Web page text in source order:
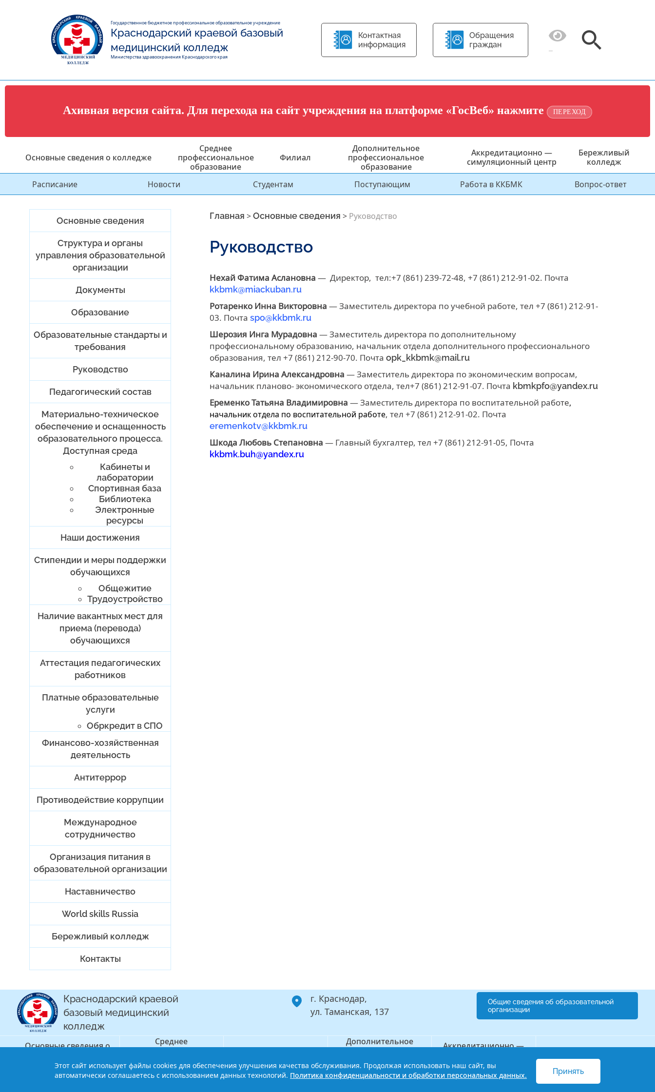
Государственное бюджетное профессиональное образовательное учреждение
Краснодарский краевой базовый
медицинский колледж
Министерства здравоохранения Краснодарского края
Контактная
информация
Обращения
граждан
Ахивная версия сайта. Для перехода на сайт учреждения на платформе «ГосВеб» нажмите ПЕРЕХОД
Основные сведения о колледже
Среднее
профессиональное
образование
Филиал
Дополнительное
профессиональное
образование
Аккредитационно —
симуляционный центр
Бережливый
колледж
Расписание Новости Студентам Поступающим Работа в ККБМК Вопрос-ответ
Основные сведения
Структура и органы
управления образовательной
организации
Документы
Образование
Образовательные стандарты и
требования
Руководство
Педагогический состав
Материально-техническое
обеспечение и оснащенность
образовательного процесса.
Доступная среда
Кабинеты и
лаборатории
Спортивная база
Библиотека
Электронные
ресурсы
Наши достижения
Стипендии и меры поддержки
обучающихся
Общежитие
Трудоустройство
Наличие вакантных мест для
приема (перевода)
обучающихся
Аттестация педагогических
работников
Платные образовательные
услуги
Обркредит в СПО
Финансово-хозяйственная
деятельность
Антитеррор
Противодействие коррупции
Международное
сотрудничество
Организация питания в
образовательной организации
Наставничество
World skills Russia
Бережливый колледж
Контакты
Главная >Основные сведения > Руководство
Руководство
Нехай Фатима Аслановна — Директор, тел:+7 (861) 239-72-48, +7 (861) 212-91-02. Почта
kkbmk@miackuban.ru
Ротаренко Инна Викторовна — Заместитель директора по учебной работе, тел +7 (861) 212-91-
03. Почта spo@kkbmk.ru
Шерозия Инга Мурадовна — Заместитель директора по дополнительному
профессиональному образованию, начальник отдела дополнительного профессионального
образования, тел +7 (861) 212-90-70. Почтаopk_kkbmk@mail.ru
Каналина Ирина Александровна — Заместитель директора по экономическим вопросам,
начальник планово- экономического отдела, тел+7 (861) 212-91-07. Почта kbmkpfo@yandex.ru
Еременко Татьяна Владимировна — Заместитель директора по воспитательной работе,
начальник отдела по воспитательной работе, тел +7 (861) 212-91-02. Почта
eremenkotv@kkbmk.ru
Шкода Любовь Степановна— Главный бухгалтер, тел +7 (861) 212-91-05, Почта
kkbmk.buh@yandex.ru
Краснодарский краевой
базовый медицинский
колледж
г. Краснодар,
ул. Таманская, 137
Общие сведения об образовательной
организации
Основные сведения о
Среднее
профессиональное
Филиал
Дополнительное
профессиональное
Аккредитационно —
Бережливый колледж
© 2013-2021 Краснодарский краевой базовый медицинский колледжПолитика конфиденциальности и обработки персональных данных
Этот сайт использует файлы cookies для обеспечения улучшения качества обслуживания. Продолжая использовать наш сайт, вы
автоматически соглашаетесь с использованием данных технологий. Политика конфиденциальности и обработки персональных данных. Принять